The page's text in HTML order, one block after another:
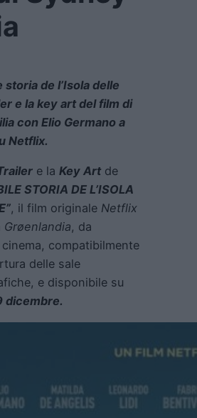
storia de l’Isola delle
e la key art del film di
con Elio Germano a
Netflix.
e la Key Art de
STORIA DE L’ISOLA
, il film originale Netflix
Grøenlandia, da
compatibilmente
delle sale
e disponibile su
dicembre.